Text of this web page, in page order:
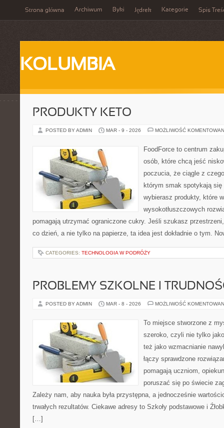
Strona główna Archiwum Byki Jędrek Kategorie Spis
KOLUMBIA
PRODUKTY KETO
POSTED BY ADMIN MAR - 9 - 2026 MOŻLIWOŚĆ
FoodForce to centrum
osób, które chcą jeść
poczucia, że ciągle z
którym smak spotykają
wybierasz produkty, które
wysokotłuszczowych
pomagają utrzymać ograniczone cukry. Jeśli szukasz
co dzień, a nie tylko na papierze, ta idea jest dokładnie o tym.
CATEGORIES: TECHNOLOGIA W PODRÓŻY
PROBLEMY SZKOLNE I
POSTED BY ADMIN MAR - 8 - 2026 MOŻLIWOŚĆ
To miejsce stworzone z
szeroko, czyli nie tylko
też jako wzmacnianie
łączy sprawdzone
pomagają uczniom,
poruszać się po świecie
Zależy nam, aby nauka była przystępna, a jednocześnie
trwałych rezultatów. Ciekawe adresy to Szkoły podstawowe i
[…]